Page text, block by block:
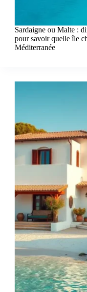
Sardaigne ou Malte :
pour savoir quelle île
Méditerranée